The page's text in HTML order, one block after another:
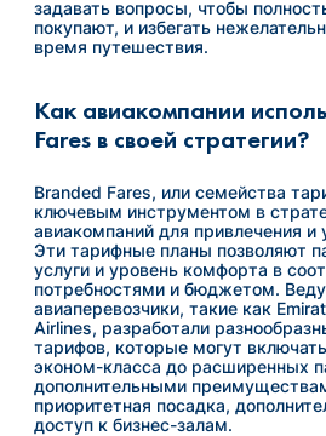
задавать вопросы, чтобы
покупают, и избегать
время путешествия.
Как авиакомпании
Fares в своей стратегии?
Branded Fares, или семейства
ключевым инструментом в
авиакомпаний для привлечения и
Эти тарифные планы позволяют
услуги и уровень комфорта в
потребностями и бюджетом.
авиаперевозчики, такие как
Airlines, разработали
тарифов, которые могут
эконом-класса до расширенных
дополнительными
приоритетная посадка,
доступ к бизнес-залам.